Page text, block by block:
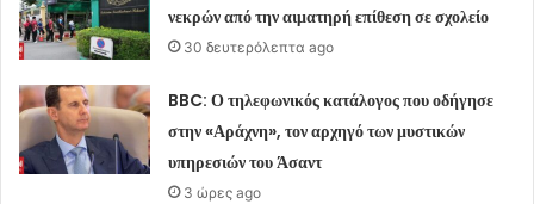
νεκρών από την αιματηρή επίθεση σε σχολείο
30 δευτερόλεπτα ago
BBC: Ο τηλεφωνικός κατάλογος που οδήγησε
στην «Αράχνη», τον αρχηγό των μυστικών
υπηρεσιών του Άσαντ
3 ώρες ago